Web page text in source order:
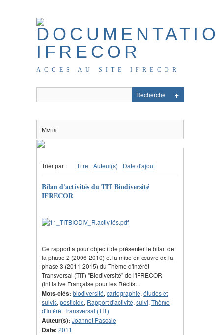
ACCES AU SITE IFRECOR
Menu
Trier par : Titre Auteur(s) Date d'ajout
Bilan d'activités du TIT Biodiversité
IFRECOR
Ce rapport a pour objectif de présenter le bilan de
la phase 2 (2006-2010) et la mise en œuvre de la
phase 3 (2011-2015) du Thème d'Intérêt
Transversal (TIT) "Biodiversité" de l'IFRECOR
(Initiative Française pour les Récifs…
Mots-clés: biodiversité, cartographie, études et
suivis, pesticide, Rapport d'activité, suivi, Thème
d'Intérêt Transversal (TIT)
Auteur(s): Joannot Pascale
Date: 2011